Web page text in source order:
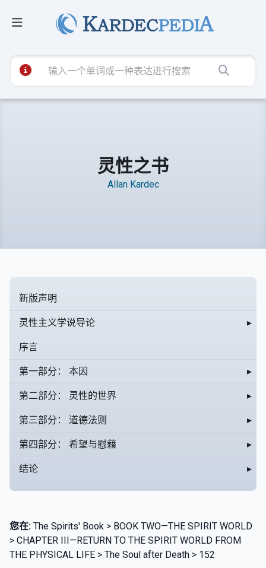
灵性之书
Allan Kardec
新版声明
灵性主义学说导论 ▸
序言
第一部分： 本因 ▸
第二部分： 灵性的世界 ▸
第三部分： 道德法则 ▸
第四部分： 希望与慰藉 ▸
结论 ▸
您在: The Spirits' Book > BOOK TWO—THE SPIRIT WORLD
> CHAPTER III—RETURN TO THE SPIRIT WORLD FROM
THE PHYSICAL LIFE > The Soul after Death > 152